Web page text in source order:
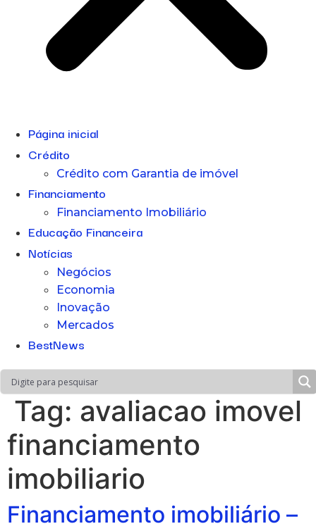
Página inicial
Crédito
Crédito com Garantia de imóvel
Financiamento
Financiamento Imobiliário
Educação Financeira
Notícias
Negócios
Economia
Inovação
Mercados
BestNews
Tag: avaliacao imovel
financiamento
imobiliario
Financiamento imobiliário –